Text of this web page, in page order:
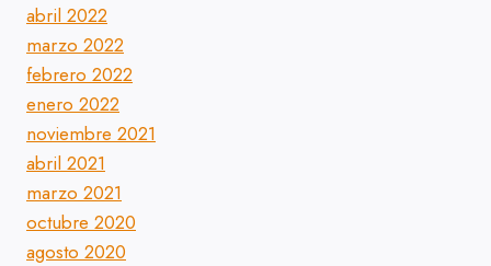
abril 2022
marzo 2022
febrero 2022
enero 2022
noviembre 2021
abril 2021
marzo 2021
octubre 2020
agosto 2020